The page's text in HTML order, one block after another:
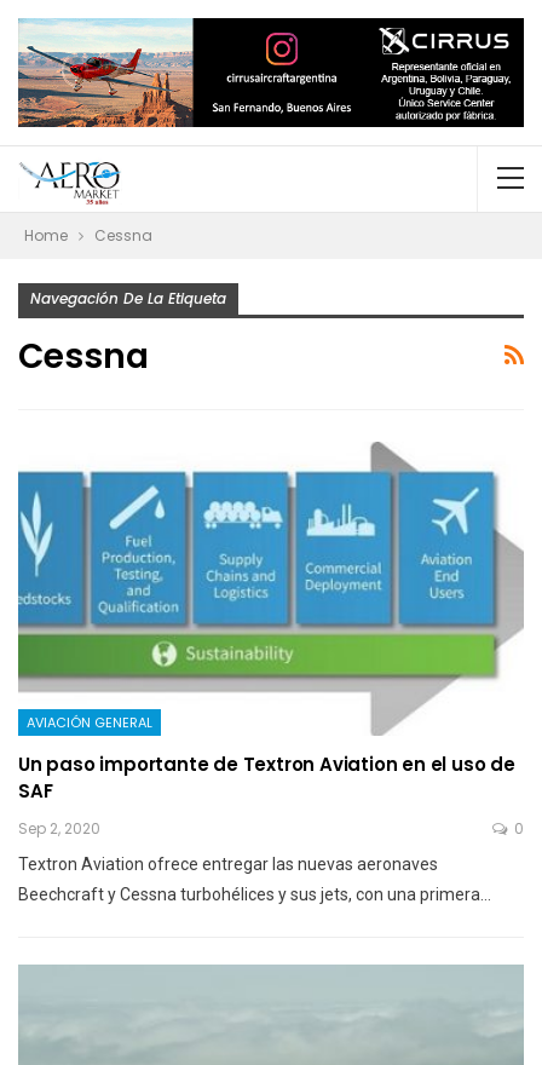
Home Cessna
Navegación De La Etiqueta
Cessna
AVIACIÓN GENERAL
Un paso importante de Textron Aviation en el uso de
SAF
Sep 2, 2020 0
Textron Aviation ofrece entregar las nuevas aeronaves
Beechcraft y Cessna turbohélices y sus jets, con una primera…